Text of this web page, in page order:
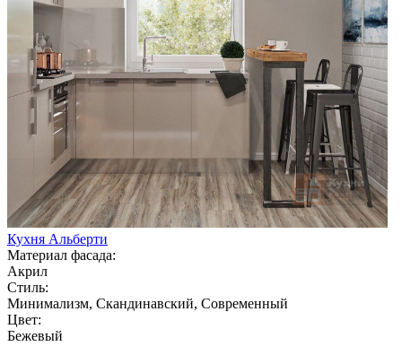
Кухня Альберти
Материал фасада:
Акрил
Стиль:
Минимализм, Скандинавский, Современный
Цвет:
Бежевый